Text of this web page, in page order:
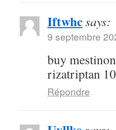
Iftwhcsays:
9 septembre
buy
rizatriptan
Répondre